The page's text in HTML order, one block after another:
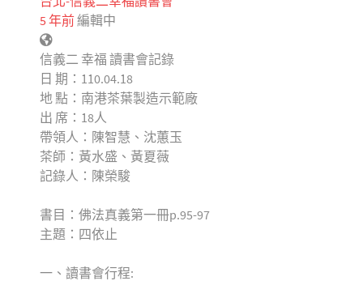
5 年前編輯中
信義二 幸福 讀書會記錄
日 期：110.04.18
地 點：南港茶葉製造示範廠
出 席：18人
帶領人：陳智慧、沈蕙玉
茶師：黃水盛、黃夏薇
記錄人：陳榮駿
書目：佛法真義第一冊p.95-97
主題：四依止
一、讀書會行程: